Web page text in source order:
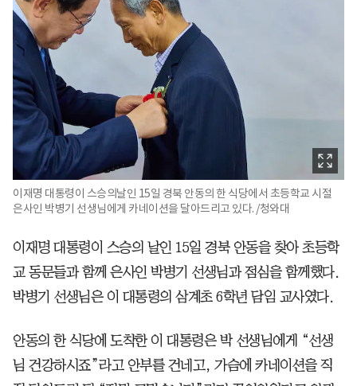
이재명 대통령이 스승의날인 15일 경북 안동의 한 식당에서 초등학교 시절
은사인 박병기 선생님에게 카네이션을 달아드리고 있다. /청와대
이재명 대통령이 스승의 날인 15일 경북 안동을 찾아 초등학
교 동문들과 함께 은사인 박병기 선생님과 점심을 함께했다.
박병기 선생님은 이 대통령의 삼계초 6학년 담임 교사였다.
안동의 한 식당에 도착한 이 대통령은 박 선생님에게 “선생
님 건강하시죠”라고 안부를 건네고, 가슴에 카네이션을 직